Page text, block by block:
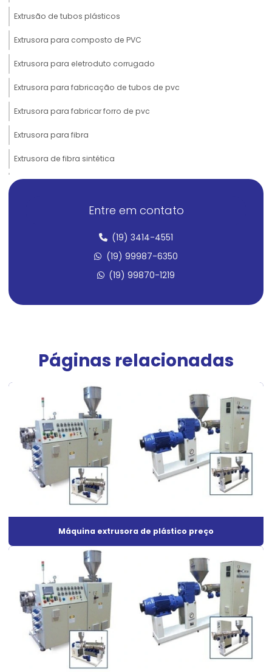
Extrusão de tubos plásticos
Extrusora para composto de PVC
Extrusora para eletroduto corrugado
Extrusora para fabricação de tubos de pvc
Extrusora para fabricar forro de pvc
Extrusora para fibra
Extrusora de fibra sintética
Extrusora de filamento para impressora 3d
Extrusora para forro de pvc
Extrusora para mangueira corrugada
Extrusora de perfil plástico
Extrusora de plástico dupla rosca
Extrusora de plástico granulado
Extrusora de plástico para laboratório
Extrusora de plástico pead
Extrusora para plástico pet
Extrusora de plástico pp
Extrusora de plástico preço
Extrusora plástico reciclado
Extrusora de plástico para reciclagem
Extrusora de plástico para tubos
Extrusora de plástico a venda
Extrusora quanto custa
Extrusora de reciclagem de plástico
Entre em contato
(19) 3414-4551
(19) 99987-6350
(19) 99870-1219
Páginas relacionadas
Máquina extrusora de plástico preço